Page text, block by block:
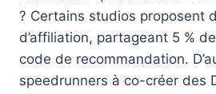
? Certains studios proposent
d’affiliation, partageant 5 %
code de recommandation.
speedrunners à co-créer des